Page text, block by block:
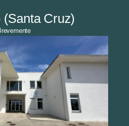
(Santa Cruz)